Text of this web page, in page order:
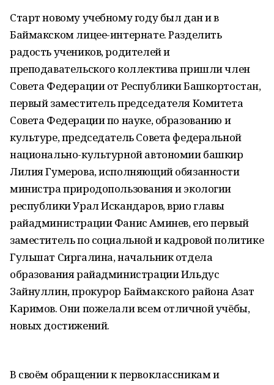
Старт новому учебному году был дан и в
Баймакском лицее-интернате. Разделить
радость учеников, родителей и
преподавательского коллектива пришли член
Совета Федерации от Республики Башкортостан,
первый заместитель председателя Комитета
Совета Федерации по науке, образованию и
культуре, председатель Совета федеральной
национально-культурной автономии башкир
Лилия Гумерова, исполняющий обязанности
министра природопользования и экологии
республики Урал Искандаров, врио главы
райадминистрации Фанис Аминев, его первый
заместитель по социальной и кадровой политике
Гульшат Сиргалина, начальник отдела
образования райадминистрации Ильдус
Зайнуллин, прокурор Баймакского района Азат
Каримов. Они пожелали всем отличной учёбы,
новых достижений.
В своём обращении к первоклассникам и